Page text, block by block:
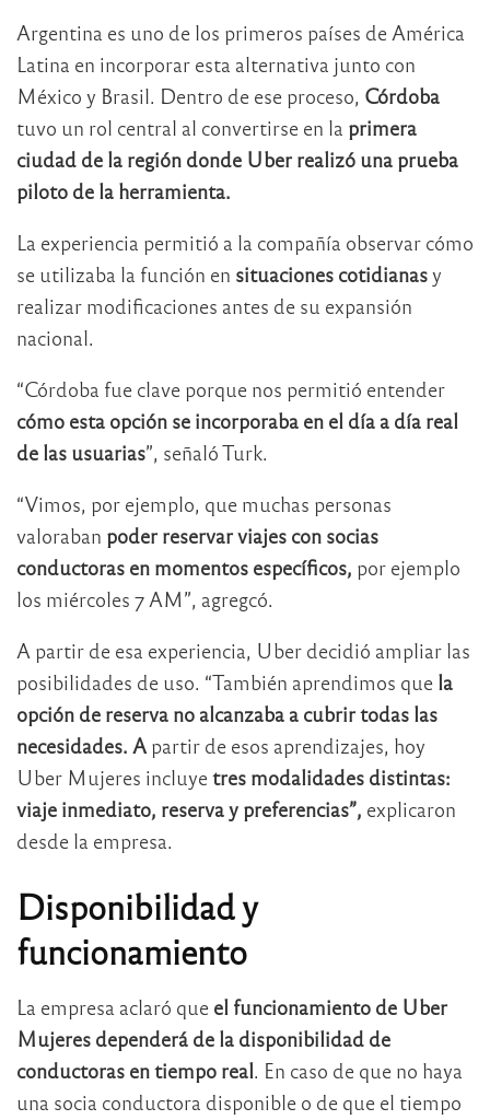
Argentina es uno de los primeros países de América
Latina en incorporar esta alternativa junto con
México y Brasil. Dentro de ese proceso, Córdoba
tuvo un rol central al convertirse en la primera
ciudad de la región donde Uber realizó una prueba
piloto de la herramienta.
La experiencia permitió a la compañía observar cómo
se utilizaba la función en situaciones cotidianasy
realizar modificaciones antes de su expansión
nacional.
“Córdoba fue clave porque nos permitió entender
cómo esta opción se incorporaba en el día a día real
de las usuarias”, señaló Turk.
“Vimos, por ejemplo, que muchas personas
valoraban poder reservar viajes con socias
conductoras en momentos específicos, por ejemplo
los miércoles 7 AM”, agregcó.
A partir de esa experiencia, Uber decidió ampliar las
posibilidades de uso. “También aprendimos que la
opción de reserva no alcanzaba a cubrir todas las
necesidades. A partir de esos aprendizajes, hoy
Uber Mujeres incluyetres modalidades distintas:
viaje inmediato, reserva y preferencias”, explicaron
desde la empresa.
Disponibilidad y
funcionamiento
La empresa aclaró que el funcionamiento de Uber
Mujeres dependerá de la disponibilidad de
conductoras en tiempo real. En caso de que no haya
una socia conductora disponible o de que el tiempo